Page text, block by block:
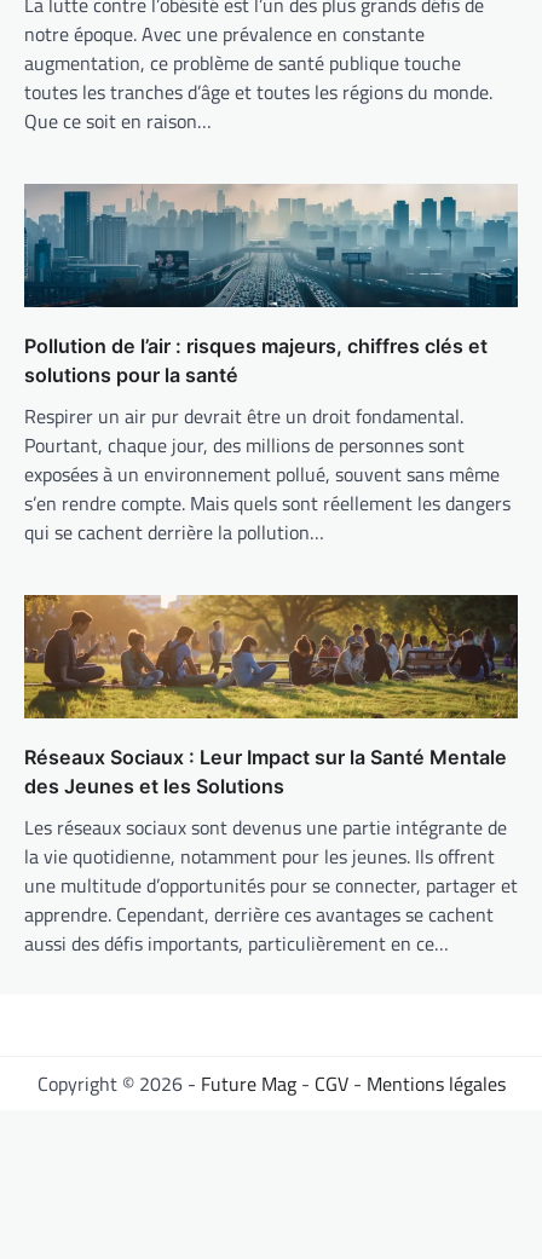
notre époque. Avec une prévalence en constante
augmentation, ce problème de santé publique touche
toutes les tranches d’âge et toutes les régions du monde.
Que ce soit en raison…
Pollution de l’air : risques majeurs, chiffres clés et
solutions pour la santé
Respirer un air pur devrait être un droit fondamental.
Pourtant, chaque jour, des millions de personnes sont
exposées à un environnement pollué, souvent sans même
s’en rendre compte. Mais quels sont réellement les dangers
qui se cachent derrière la pollution…
Réseaux Sociaux : Leur Impact sur la Santé Mentale
des Jeunes et les Solutions
Les réseaux sociaux sont devenus une partie intégrante de
la vie quotidienne, notamment pour les jeunes. Ils offrent
une multitude d’opportunités pour se connecter, partager et
apprendre. Cependant, derrière ces avantages se cachent
aussi des défis importants, particulièrement en ce…
Copyright © 2026 - Future Mag- CGV- Mentions légales